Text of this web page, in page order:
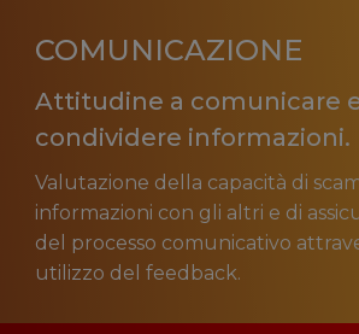
COMUNICAZIONE
Attitudine a comunicare
condividere informazioni.
Valutazione della capacità di
informazioni con gli altri e di
del processo comunicativo
utilizzo del feedback.